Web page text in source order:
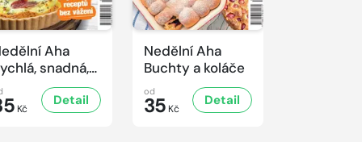
Aha
snadná,
Kč
Detail
Nedělní Aha
Buchty a koláče
od
35 Kč
Detail